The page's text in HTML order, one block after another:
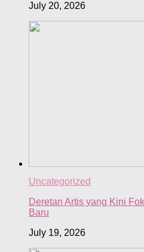
July 20, 2026
Uncategorized
Deretan Artis yang Kini
Baru
July 19, 2026